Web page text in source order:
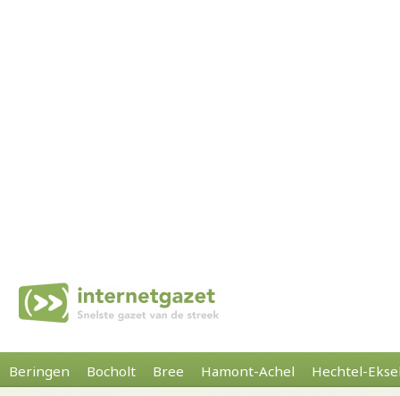
Beringen Bocholt Bree Hamont-Achel Hechtel-